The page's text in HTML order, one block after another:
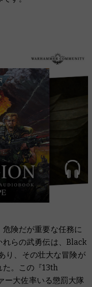
険だが重要な任務に
らの武勇伝は、Black
り、その壮大な冒険が
た。この『13th
ー大佐率いる懲罰大隊